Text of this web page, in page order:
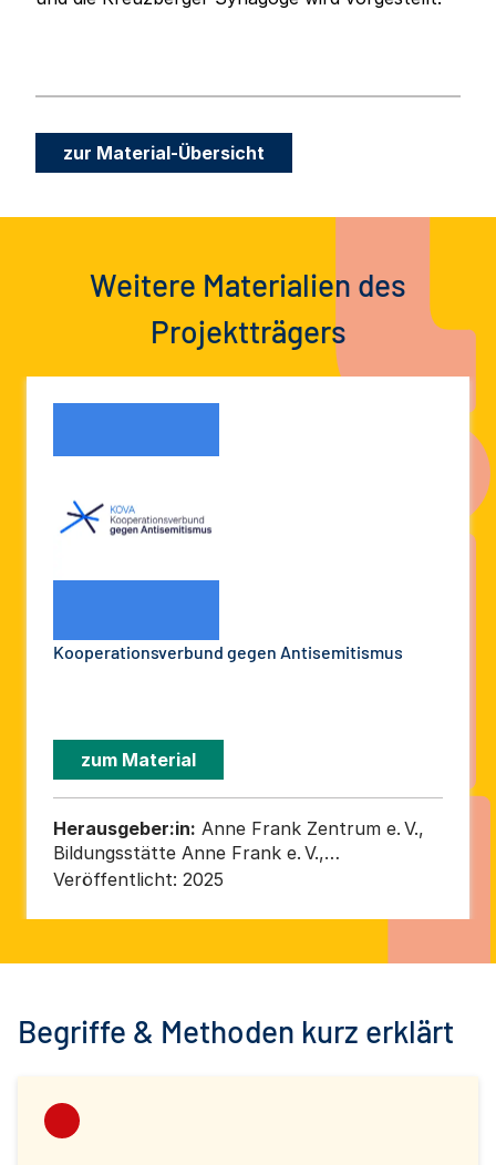
zur Material-Übersicht
Weitere Materialien des
Projektträgers
Kooperationsverbund gegen Antisemitismus
zum Material
Herausgeber:in: Anne Frank Zentrum e. V.,
Bildungsstätte Anne Frank e. V.,
Bundesverband der Recherche- und
(RIAS Bund), Kreuzberger Initiative gegen
Veröffentlicht: 2025
Begriffe & Methoden kurz erklärt